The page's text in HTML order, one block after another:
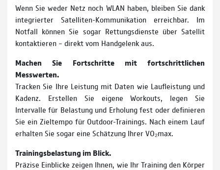
Wenn Sie weder Netz noch WLAN haben, bleiben Sie dank
integrierter Satelliten-Kommunikation erreichbar. Im
Notfall können Sie sogar Rettungsdienste über Satellit
kontaktieren – direkt vom Handgelenk aus.
Machen Sie Fortschritte mit fortschrittlichen
Messwerten.
Tracken Sie Ihre Leistung mit Daten wie Laufleistung und
Kadenz. Erstellen Sie eigene Workouts, legen Sie
Intervalle für Belastung und Erholung fest oder definieren
Sie ein Zieltempo für Outdoor-Trainings. Nach einem Lauf
erhalten Sie sogar eine Schätzung Ihrer VO₂max.
Trainingsbelastung im Blick.
Präzise Einblicke zeigen Ihnen, wie Ihr Training den Körper